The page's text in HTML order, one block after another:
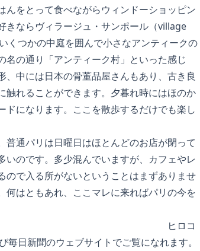
をとって食べながらウィンドーショッピン
ならヴィラージュ・サンポール（village
つかの中庭を囲んで小さなアンティークの
の通り「アンティーク村」といった感じ
中には日本の骨董品屋さんもあり、古き良
れることができます。夕暮れ時にはほのか
になります。ここを散歩するだけでも楽し
通パリは日曜日はほとんどのお店が閉って
のです。多少混んでいますが、カフェやレ
で入る所がないということはまずありませ
はともあれ、ここマレに来ればパリの今を
コ
日新聞のウェブサイトでご覧になれます。